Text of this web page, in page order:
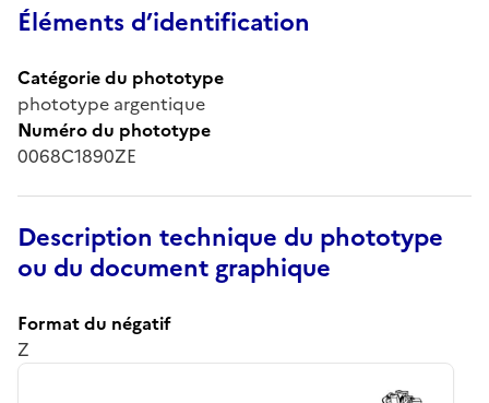
Éléments d’identification
Catégorie du phototype
phototype argentique
Numéro du phototype
0068C1890ZE
Description technique du phototype
ou du document graphique
Format du négatif
Z